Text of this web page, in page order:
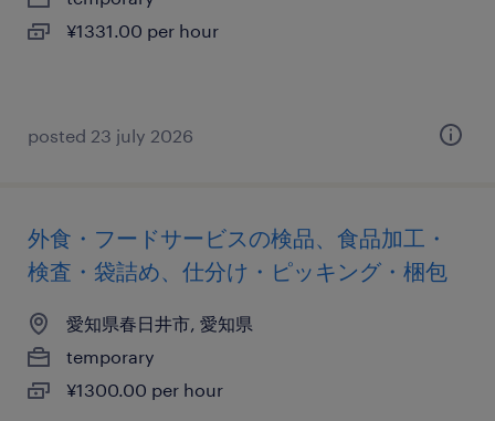
¥1331.00 per hour
posted 23 july 2026
外食・フードサービスの検品、食品加工・
検査・袋詰め、仕分け・ピッキング・梱包
愛知県春日井市, 愛知県
temporary
¥1300.00 per hour